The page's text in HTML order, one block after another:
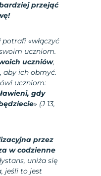
przejąć
«włączyć
uczniom.
uczniów,
aby ich obmyć.
uczniom:
gdy
» (J 13,
przez
w codzienne
uniża się
jeśli to jest